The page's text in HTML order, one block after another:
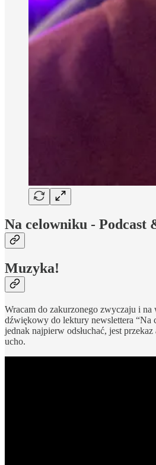
Na celowniku - Podcast
Muzyka!
Wracam do zakurzonego zwyczaju i na
dźwiękowy do lektury newslettera “Na
jednak najpierw odsłuchać, jest
ucho.